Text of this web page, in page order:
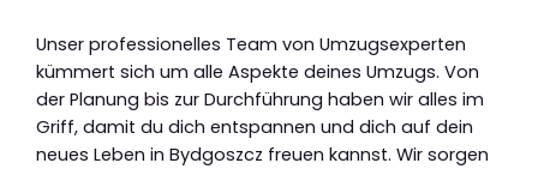
Unser professionelles Team von Umzugsexperten
kümmert sich um alle Aspekte deines Umzugs. Von
der Planung bis zur Durchführung haben wir alles im
Griff, damit du dich entspannen und dich auf dein
neues Leben in Bydgoszcz freuen kannst. Wir sorgen